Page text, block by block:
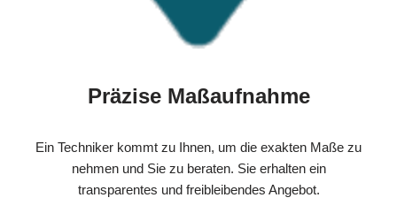
Präzise Maßaufnahme
Ein Techniker kommt zu Ihnen, um die exakten Maße zu
nehmen und Sie zu beraten. Sie erhalten ein
transparentes und freibleibendes Angebot.